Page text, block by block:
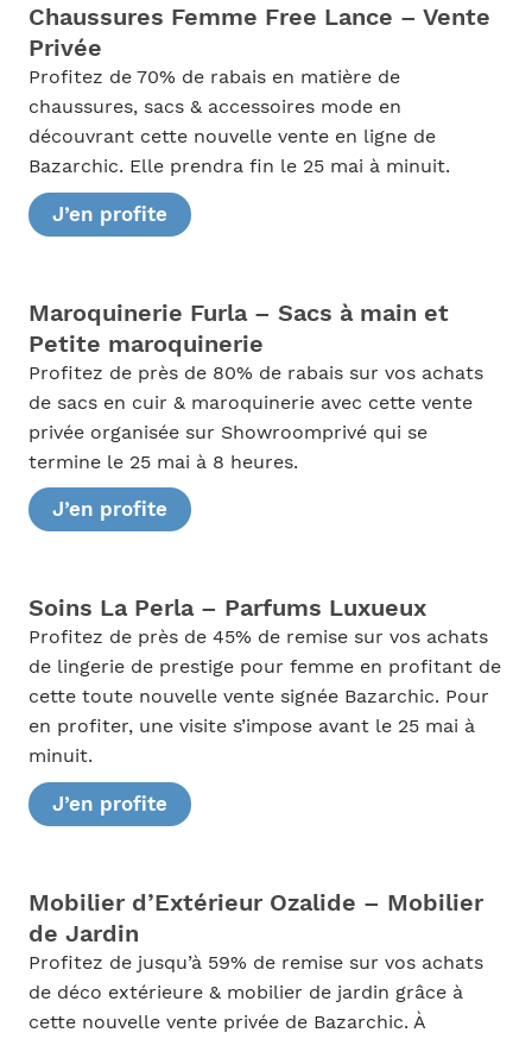
Chaussures Femme Free Lance – Vente
Privée
Profitez de 70% de rabais en matière de
chaussures, sacs & accessoires mode en
découvrant cette nouvelle vente en ligne de
Bazarchic. Elle prendra fin le 25 mai à minuit.
J’en profite
Maroquinerie Furla – Sacs à main et
Petite maroquinerie
Profitez de près de 80% de rabais sur vos achats
de sacs en cuir & maroquinerie avec cette vente
privée organisée sur Showroomprivé qui se
termine le 25 mai à 8 heures.
J’en profite
Soins La Perla – Parfums Luxueux
Profitez de près de 45% de remise sur vos achats
de lingerie de prestige pour femme en profitant de
cette toute nouvelle vente signée Bazarchic. Pour
en profiter, une visite s’impose avant le 25 mai à
minuit.
J’en profite
Mobilier d’Extérieur Ozalide – Mobilier
de Jardin
Profitez de jusqu’à 59% de remise sur vos achats
de déco extérieure & mobilier de jardin grâce à
cette nouvelle vente privée de Bazarchic. À